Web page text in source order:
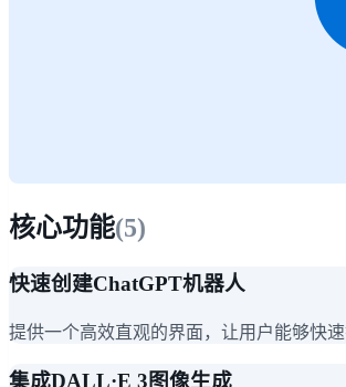
核心功能(5)
快速创建ChatGPT机器人
提供一个高效直观的界面，让用户能够快
集成DALL·E 3图像生成